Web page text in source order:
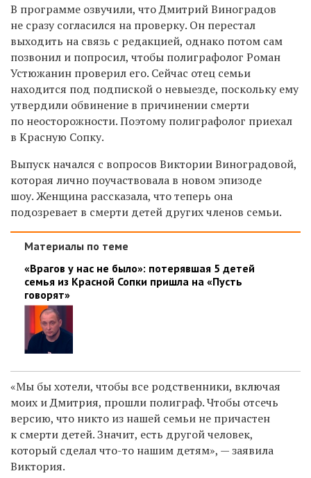
В программе озвучили, что Дмитрий Виноградов
не сразу согласился на проверку. Он перестал
выходить на связь с редакцией, однако потом сам
позвонил и попросил, чтобы полиграфолог Роман
Устюжанин проверил его. Сейчас отец семьи
находится под подпиской о невыезде, поскольку ему
утвердили обвинение в причинении смерти
по неосторожности. Поэтому полиграфолог приехал
в Красную Сопку.
Выпуск начался с вопросов Виктории Виноградовой,
которая лично поучаствовала в новом эпизоде
шоу. Женщина рассказала, что теперь она
подозревает в смерти детей других членов семьи.
Материалы по теме
«Врагов у нас не было»: потерявшая 5 детей
семья из Красной Сопки пришла на «Пусть
говорят»
«Мы бы хотели, чтобы все родственники, включая
моих и Дмитрия, прошли полиграф. Чтобы отсечь
версию, что никто из нашей семьи не причастен
к смерти детей. Значит, есть другой человек,
который сделал что-то нашим детям», — заявила
Виктория.